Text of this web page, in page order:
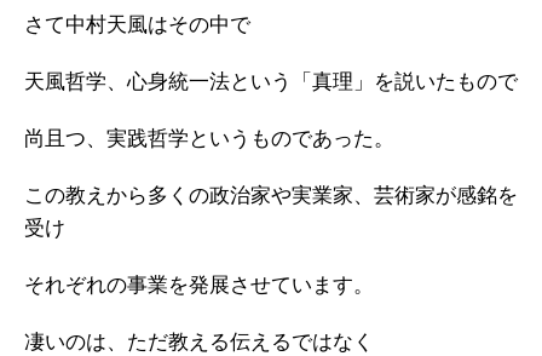
さて中村天風はその中で
天風哲学、心身統一法という「真理」を説いたもので
尚且つ、実践哲学というものであった。
この教えから多くの政治家や実業家、芸術家が感銘を
受け
それぞれの事業を発展させています。
凄いのは、ただ教える伝えるではなく